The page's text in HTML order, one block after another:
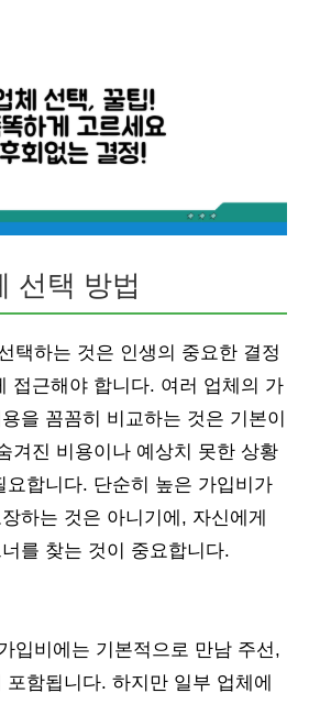
선택 방법
택하는 것은 인생의 중요한 결정
접근해야 합니다. 여러 업체의 가
을 꼼꼼히 비교하는 것은 기본이
겨진 비용이나 예상치 못한 상황
요합니다. 단순히 높은 가입비가
하는 것은 아니기에, 자신에게
를 찾는 것이 중요합니다.
입비에는 기본적으로 만남 주선,
함됩니다. 하지만 일부 업체에